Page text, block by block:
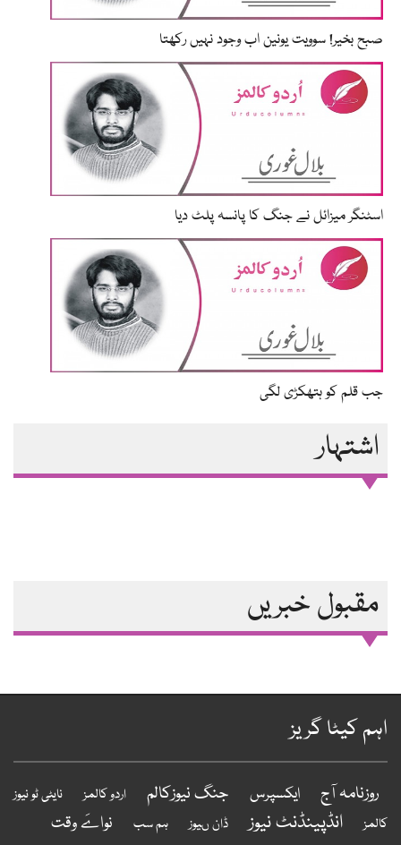
صبح بخیر! سوویت یونین اب وجود نہیں رکھتا
اسٹنگر میزائل نے جنگ کا پانسہ پلٹ دیا
جب قلم کو ہتھکڑی لگی
اشتہار
مقبول خبریں
کیٹا گریز
روزنامہ آج ایکسپرس جنگ نیوزکالم اردو کالمز
نایٹی ٹو نیوز
انڈپینڈنٹ نیوز ڈان ںیوز ہم سب نواےَ وقت